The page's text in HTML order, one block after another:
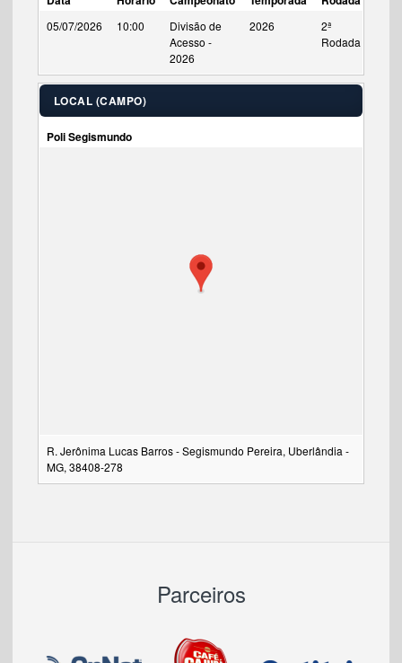
05/07/2026 10:00
Divisão de
Acesso -
2026
2026
2ª
Rodada
LOCAL (CAMPO)
Poli Segismundo
R. Jerônima Lucas Barros - Segismundo Pereira, Uberlândia -
MG, 38408-278
Parceiros